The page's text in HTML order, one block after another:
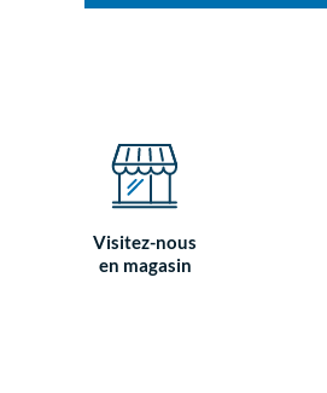
Visitez-nous
en magasin